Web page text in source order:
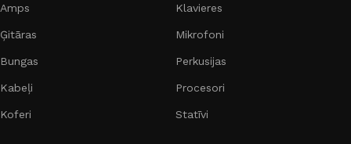
Amps
Ģitāras
Bungas
Kabeļi
Koferi
Klavieres
Mikrofoni
Perkusijas
Procesori
Statīvi